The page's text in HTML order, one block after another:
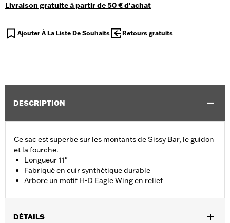
Livraison gratuite à partir de 50 € d'achat
Ajouter À La Liste De Souhaits Retours gratuits
DESCRIPTION
Ce sac est superbe sur les montants de Sissy Bar, le guidon
et la fourche.
Longueur 11"
Fabriqué en cuir synthétique durable
Arbore un motif H-D Eagle Wing en relief
DÉTAILS